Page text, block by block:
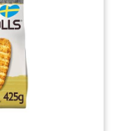
Protection supplémentaire
contre l'arrêt automatique pour
éviter les courts-circuits
Nettoyage simple : le tiroir
ramasse-miettes amovible se
vide et se remet en place
facilement - Le couvercle anti-
poussière empêche la
poussière d'entrer dans les
fentes entre les utilisations